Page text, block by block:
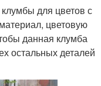
для цветов с
цветовую
данная клумба
остальных деталей